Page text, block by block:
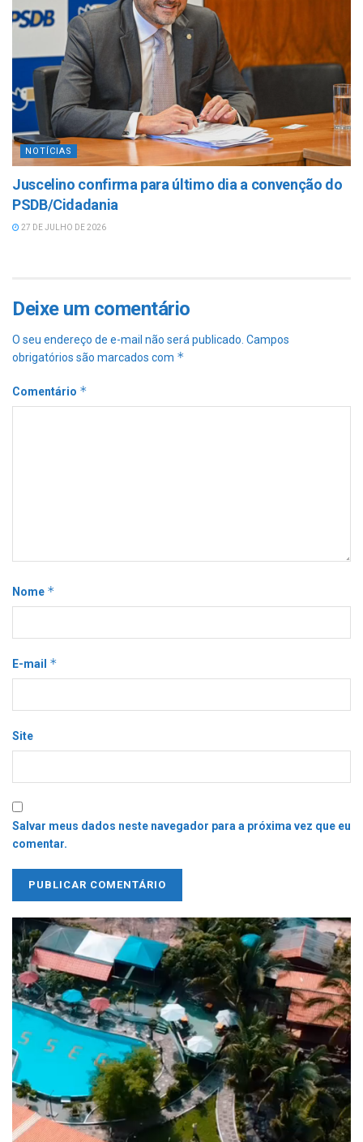
NOTÍCIAS
Juscelino confirma para último dia a convenção do
PSDB/Cidadania
27 DE JULHO DE 2026
Deixe um comentário
O seu endereço de e-mail não será publicado. Campos
obrigatórios são marcados com *
Comentário *
Nome *
E-mail *
Site
Salvar meus dados neste navegador para a próxima vez que eu
comentar.
Tocador
de
vídeo